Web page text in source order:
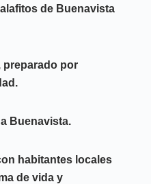
de Buenavista
preparado por
Buenavista.
habitantes locales
de vida y